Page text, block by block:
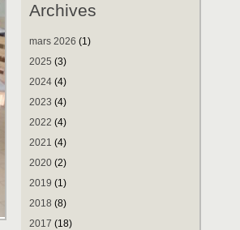
Archives
mars 2026 (1)
2025 (3)
2024 (4)
2023 (4)
2022 (4)
2021 (4)
2020 (2)
2019 (1)
2018 (8)
2017 (18)